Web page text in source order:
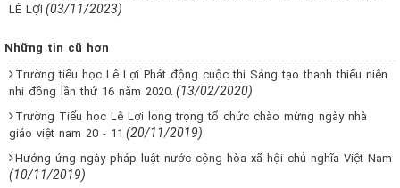
LÊ LỢI (03/11/2023)
Những tin cũ hơn
Trường tiểu học Lê Lợi Phát động cuộc thi Sáng tạo thanh thiếu niên
nhi đồng lần thứ 16 năm 2020. (13/02/2020)
Trường Tiểu học Lê Lợi long trọng tổ chức chào mừng ngày nhà
giáo việt nam 20 - 11 (20/11/2019)
Hướng ứng ngày pháp luật nước cộng hòa xã hội chủ nghĩa Việt Nam
(10/11/2019)